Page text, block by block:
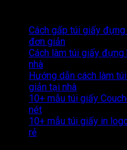
Cách gấp túi giấy đựng
đơn giản
Cách làm túi giấy
nhà
Hướng dẫn cách làm
giản tại nhà
10+ mẫu túi giấy
nét
10+ mẫu túi giấy in
rẻ